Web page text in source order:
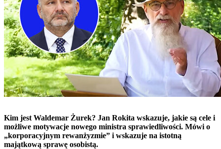
Kim jest Waldemar Żurek? Jan Rokita wskazuje, jakie są cele i
możliwe motywacje nowego ministra sprawiedliwości. Mówi o
„korporacyjnym rewanżyzmie” i wskazuje na istotną
majątkową sprawę osobistą.